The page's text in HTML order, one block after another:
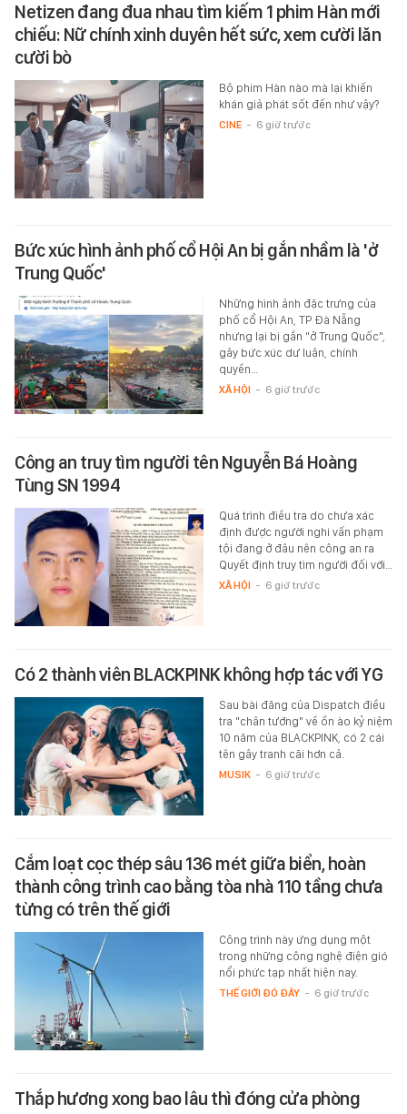
Netizen đang đua nhau tìm kiếm 1 phim Hàn mới
chiếu: Nữ chính xinh duyên hết sức, xem cười lăn
cười bò
Bộ phim Hàn nào mà lại khiến
khán giả phát sốt đến như vậy?
CINE - 6 giờ trước
Bức xúc hình ảnh phố cổ Hội An bị gắn nhầm là 'ở
Trung Quốc'
Những hình ảnh đặc trưng của
phố cổ Hội An, TP Đà Nẵng
nhưng lại bị gắn "ở Trung Quốc",
gây bức xúc dư luận, chính
quyền…
XÃ HỘI - 6 giờ trước
Công an truy tìm người tên Nguyễn Bá Hoàng
Tùng SN 1994
Quá trình điều tra do chưa xác
định được người nghi vấn phạm
tội đang ở đâu nên công an ra
Quyết định truy tìm người đối với…
XÃ HỘI - 6 giờ trước
Có 2 thành viên BLACKPINK không hợp tác với YG
Sau bài đăng của Dispatch điều
tra "chân tướng" về ồn ào kỷ niệm
10 năm của BLACKPINK, có 2 cái
tên gây tranh cãi hơn cả.
MUSIK - 6 giờ trước
Cắm loạt cọc thép sâu 136 mét giữa biển, hoàn
thành công trình cao bằng tòa nhà 110 tầng chưa
từng có trên thế giới
Công trình này ứng dụng một
trong những công nghệ điện gió
nổi phức tạp nhất hiện nay.
THẾ GIỚI ĐÓ ĐÂY - 6 giờ trước
Thắp hương xong bao lâu thì đóng cửa phòng